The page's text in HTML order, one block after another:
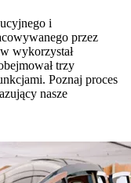
i
przez
wykorzystał
trzy
Poznaj proces
nasze